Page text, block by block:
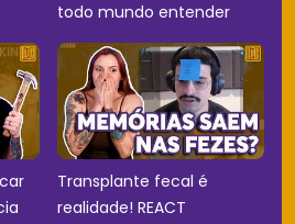
todo mundo entender
Transplante fecal é
realidade! REACT